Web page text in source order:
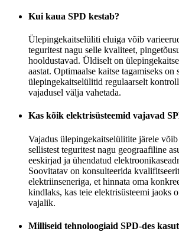
Kui kaua SPD kestab?
Ülepingekaitselüliti eluiga võib
teguritest nagu selle kvaliteet,
hooldustavad. Üldiselt on
aastat. Optimaalse kaitse tagamiseks
ülepingekaitselülitid regulaarselt
vajadusel välja vahetada.
Kas kõik elektrisüsteemid vajavad
Vajadus ülepingekaitselülitite järele
sellistest teguritest nagu geograafiline
eeskirjad ja ühendatud
Soovitatav on konsulteerida
elektriinseneriga, et hinnata oma
kindlaks, kas teie elektrisüsteemi jaoks
vajalik.
Milliseid tehnoloogiaid SPD-des